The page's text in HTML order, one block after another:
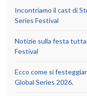
Incontriamo il cast di
Series Festival
Notizie sulla festa tutta
Festival
Ecco come si
Global Series 2026.